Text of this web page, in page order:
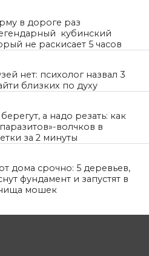
в дороге раз
кубинский
не раскисает 5 часов
нет: психолог назвал 3
близких по духу
а надо резать: как
волчков в
за 2 минуты
дома срочно: 5 деревьев,
фундамент и запустят в
мошек